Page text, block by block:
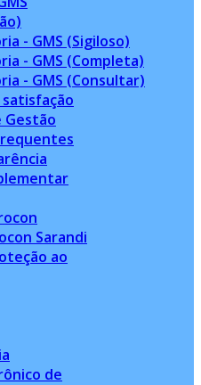
- GMS (Sigiloso)
- GMS (Completa)
- GMS (Consultar)
satisfação
Gestão
Sarandi
ao
de